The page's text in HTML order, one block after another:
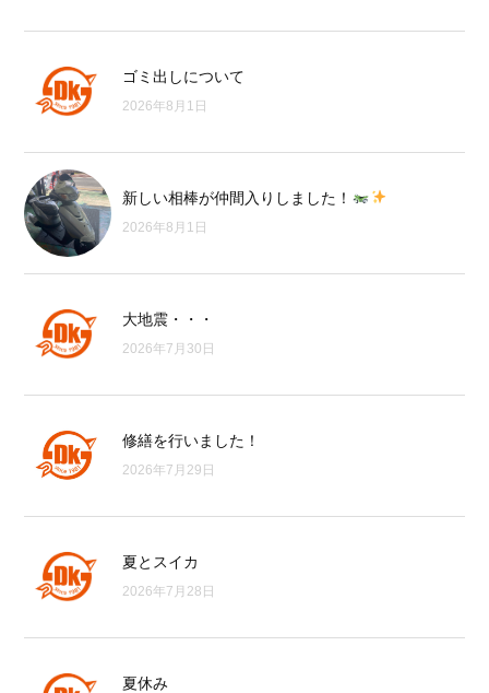
ゴミ出しについて
2026年8月1日
新しい相棒が仲間入りしました！
2026年8月1日
大地震・・・
2026年7月30日
修繕を行いました！
2026年7月29日
夏とスイカ
2026年7月28日
夏休み